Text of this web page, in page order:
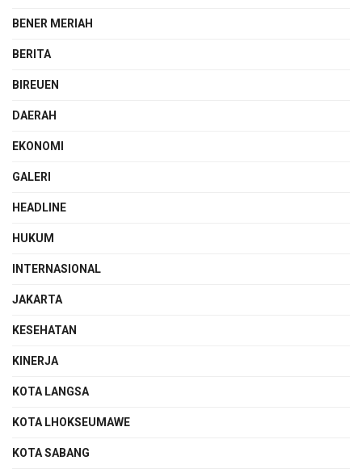
BENER MERIAH
BERITA
BIREUEN
DAERAH
EKONOMI
GALERI
HEADLINE
HUKUM
INTERNASIONAL
JAKARTA
KESEHATAN
KINERJA
KOTA LANGSA
KOTA LHOKSEUMAWE
KOTA SABANG